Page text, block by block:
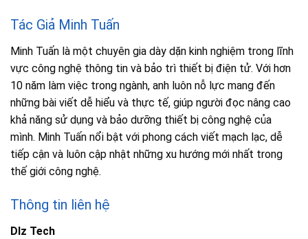
Tác Giả Minh Tuấn
Minh Tuấn là một chuyên gia dày dặn kinh nghiệm trong lĩnh
vực công nghệ thông tin và bảo trì thiết bị điện tử. Với hơn
10 năm làm việc trong ngành, anh luôn nỗ lực mang đến
những bài viết dễ hiểu và thực tế, giúp người đọc nâng cao
khả năng sử dụng và bảo dưỡng thiết bị công nghệ của
mình. Minh Tuấn nổi bật với phong cách viết mạch lạc, dễ
tiếp cận và luôn cập nhật những xu hướng mới nhất trong
thế giới công nghệ.
Thông tin liên hệ
Dlz Tech